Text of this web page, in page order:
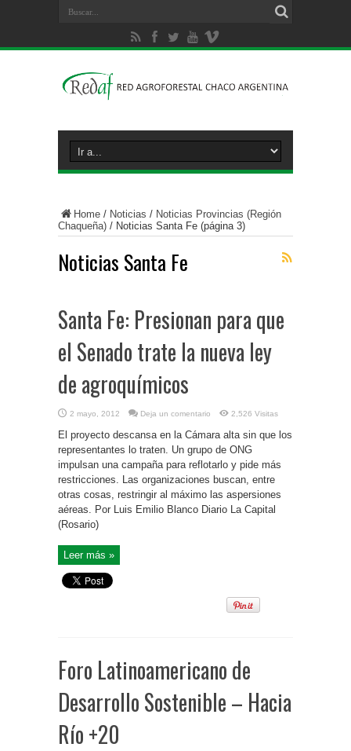
Home / Noticias / Noticias Provincias (Región
Chaqueña) / Noticias Santa Fe (página 3)
Noticias Santa Fe
Santa Fe: Presionan para que
el Senado trate la nueva ley
de agroquímicos
2 mayo, 2012 Deja un comentario 2,526 Visitas
El proyecto descansa en la Cámara alta sin que los
representantes lo traten. Un grupo de ONG
impulsan una campaña para reflotarlo y pide más
restricciones. Las organizaciones buscan, entre
otras cosas, restringir al máximo las aspersiones
aéreas. Por Luis Emilio Blanco Diario La Capital
(Rosario)
Leer más »
Foro Latinoamericano de
Desarrollo Sostenible – Hacia
Río +20